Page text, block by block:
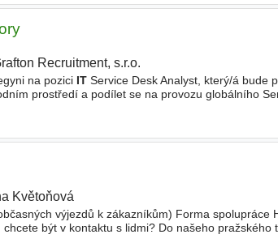
Recruitment, s.r.o.
na pozici ITService Desk Analyst, který/á bude
prostředí a podílet se na provozu globálního
Květoňová
výjezdů k zákazníkům) Forma spolupráce
být v kontaktu s lidmi? Do našeho pražského